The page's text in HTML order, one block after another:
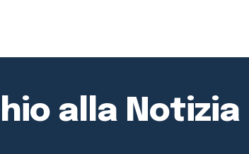
alla Notizia